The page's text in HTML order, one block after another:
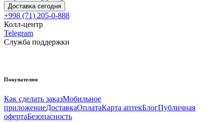
Доставка сегодня
+998 (71) 205-0-888
Колл-центр
Telegram
Служба поддержки
Покупателям
Как сделать заказМобильное
приложениеДоставкаОплатаКарта аптекБлогПубличная
офертаБезопасность